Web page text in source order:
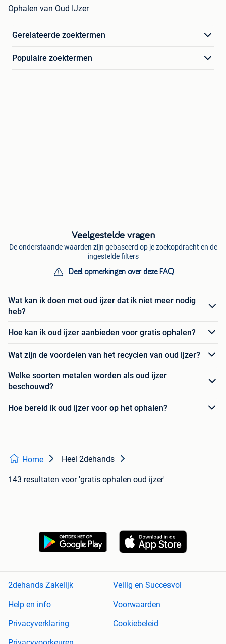
Ophalen van Oud IJzer
Gerelateerde zoektermen
Populaire zoektermen
Veelgestelde vragen
De onderstaande waarden zijn gebaseerd op je zoekopdracht en de
ingestelde filters
Deel opmerkingen over deze FAQ
Wat kan ik doen met oud ijzer dat ik niet meer nodig
heb?
Hoe kan ik oud ijzer aanbieden voor gratis ophalen?
Wat zijn de voordelen van het recyclen van oud ijzer?
Welke soorten metalen worden als oud ijzer
beschouwd?
Hoe bereid ik oud ijzer voor op het ophalen?
Home Heel 2dehands
143 resultaten voor 'gratis ophalen oud ijzer'
2dehands Zakelijk
Veilig en Succesvol
Help en info
Voorwaarden
Privacyverklaring
Cookiebeleid